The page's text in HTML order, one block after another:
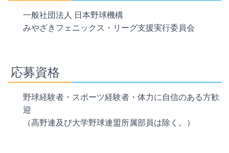
一般社団法人 日本野球機構
みやざきフェニックス・リーグ支援実行委員会
応募資格
野球経験者・スポーツ経験者・体力に自信のある方歓
迎
（高野連及び大学野球連盟所属部員は除く。）